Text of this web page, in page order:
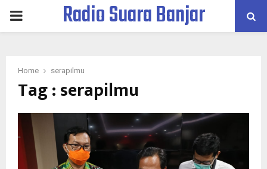
PRIMARYRadio Suara Banjar
Home serapilmu
Tag : serapilmu